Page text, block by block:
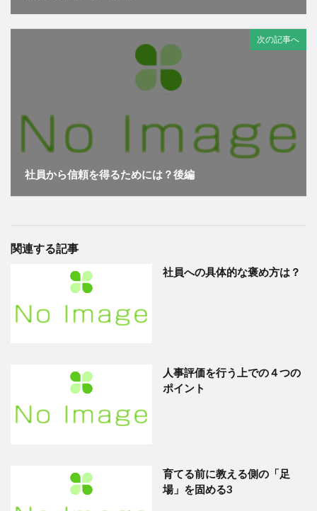
次の記事へ
社員から信頼を得るためには？後編
関連する記事
社員への具体的な褒め方は？
人事評価を行う上での４つの
ポイント
育てる前に教える側の「足
場」を固める3